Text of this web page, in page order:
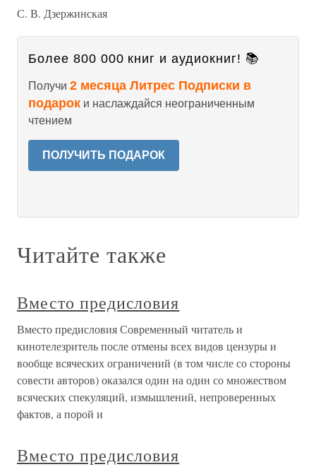
С. В. Дзержинская
Более 800 000 книг и аудиокниг! 📚
Получи 2 месяца Литрес Подписки в
подарок и наслаждайся неограниченным
чтением
ПОЛУЧИТЬ ПОДАРОК
Читайте также
Вместо предисловия
Вместо предисловия Современный читатель и
кинотелезритель после отмены всех видов цензуры и
вообще всяческих ограничений (в том числе со стороны
совести авторов) оказался один на один со множеством
всяческих спекуляций, измышлений, непроверенных
фактов, а порой и
Вместо предисловия